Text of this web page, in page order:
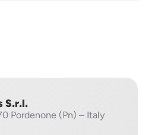
S.r.l.
Pordenone (Pn) – Italy